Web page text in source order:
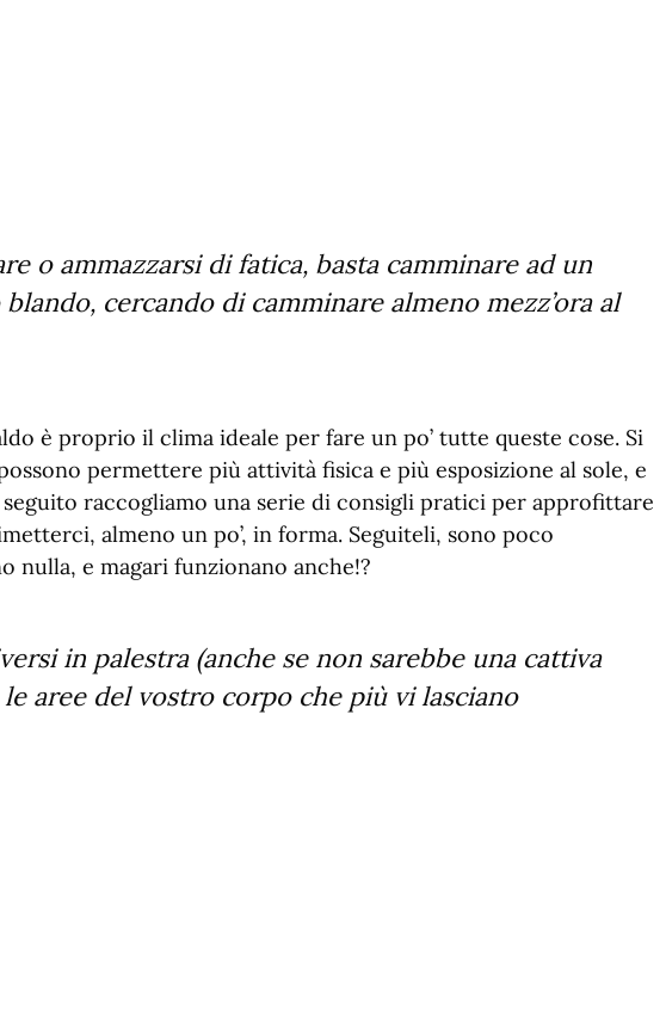
o ammazzarsi di fatica, basta camminare ad un
cercando di camminare almeno mezz’ora al
è proprio il clima ideale per fare un po’ tutte queste cose. Si
permettere più attività fisica e più esposizione al sole, e
raccogliamo una serie di consigli pratici per approfittare
almeno un po’, in forma. Seguiteli, sono poco
nulla, e magari funzionano anche!?
in palestra (anche se non sarebbe una cattiva
aree del vostro corpo che più vi lasciano